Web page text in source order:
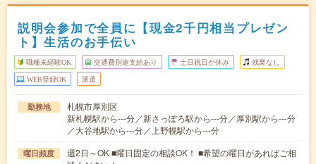
説明会参加で全員に【現金2千円相当プレゼン
ト】生活のお手伝い
職種未経験OK 交通費別途支給あり 土日祝日が休み 残業なし
WEB登録OK 派遣
勤務地
札幌市厚別区
新札幌駅から---分／新さっぽろ駅から---分／厚別駅から---分
／大谷地駅から---分／上野幌駅から---分
曜日頻度
週2日～OK ■曜日固定の相談OK！ ■希望の曜日があればご相